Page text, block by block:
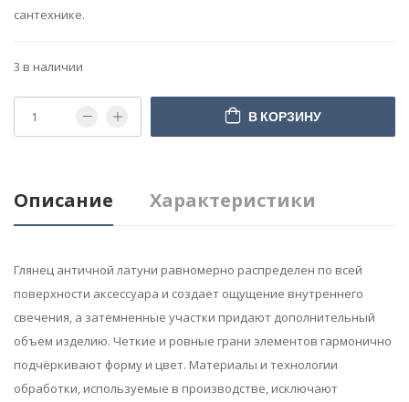
сантехнике.
3 в наличии
В КОРЗИНУ
Описание Характеристики
Глянец античной латуни равномерно распределен по всей
поверхности аксессуара и создает ощущение внутреннего
свечения, а затемненные участки придают дополнительный
объем изделию. Четкие и ровные грани элементов гармонично
подчёркивают форму и цвет. Материалы и технологии
обработки, используемые в производстве, исключают